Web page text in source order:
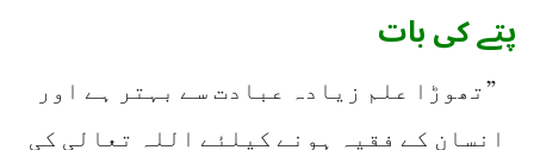
پتے کی بات
”تھوڑا علم زیادہ عبادت سے بہتر ہے اور